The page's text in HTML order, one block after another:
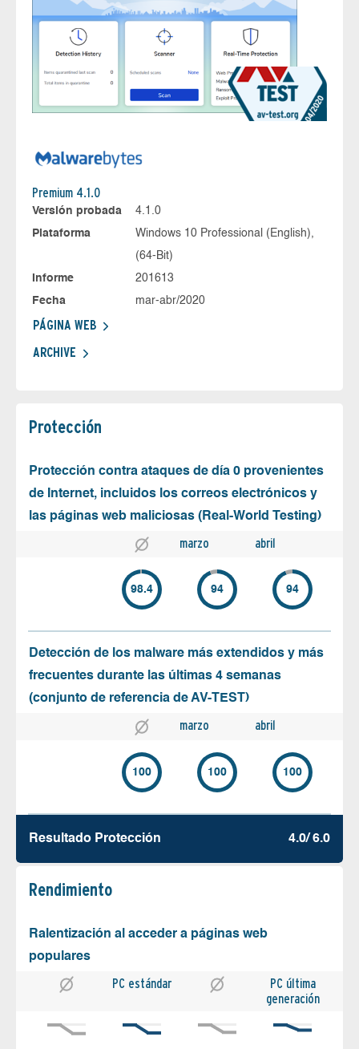
Premium 4.1.0
Versión probada
4.1.0
Plataforma
Windows 10 Professional (English),
(64-Bit)
Informe
201613
Fecha
mar-abr/2020
PÁGINA WEB
ARCHIVE
Protección
Protección contra ataques de día 0 provenientes
de Internet, incluidos los correos electrónicos y
las páginas web maliciosas (Real-World Testing)
marzo abril
98.4 94 94
Detección de los malware más extendidos y más
frecuentes durante las últimas 4 semanas
(conjunto de referencia de AV-TEST)
marzo abril
100 100 100
Resultado Protección 4.0/ 6.0
Rendimiento
Ralentización al acceder a páginas web
populares
PC estándar
PC última
generación